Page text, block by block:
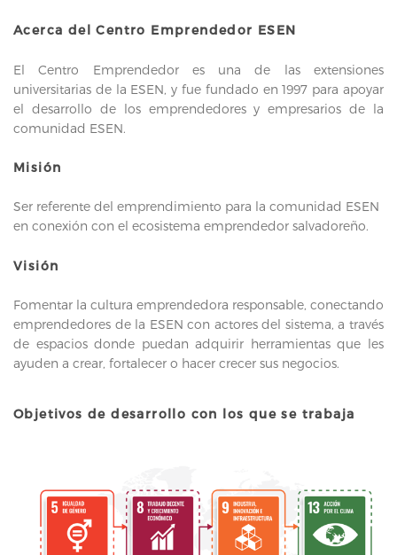
Acerca del Centro Emprendedor ESEN
El Centro Emprendedor es una de las extensiones
universitarias de la ESEN, y fue fundado en 1997 para apoyar
el desarrollo de los emprendedores y empresarios de la
comunidad ESEN.
Misión
Ser referente del emprendimiento para la comunidad ESEN
en conexión con el ecosistema emprendedor salvadoreño.
Visión
Fomentar la cultura emprendedora responsable, conectando
emprendedores de la ESEN con actores del sistema, a través
de espacios donde puedan adquirir herramientas que les
ayuden a crear, fortalecer o hacer crecer sus negocios.
Objetivos de desarrollo con los que se trabaja